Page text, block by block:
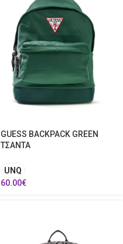
GUESS BACKPACK GREEN
ΤΣΑΝΤΑ
UNQ
60.00€